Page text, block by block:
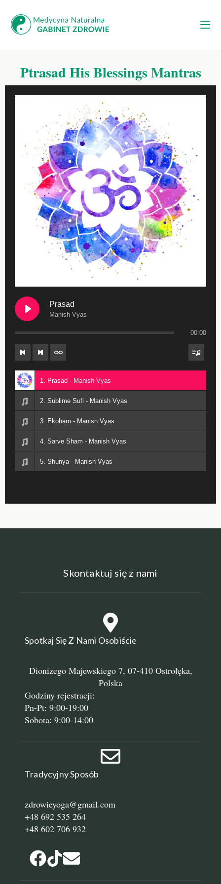
Ptrasad His Blessings Mantras
Prasad
Manish Vyas
00:00
1. Prasad - Manish Vyas
2. Sublime Sufi - Manish Vyas
3. Ekoham - Manish Vyas
4. Sarve Sham - Manish Vyas
5. Shunya - Manish Vyas
Skontaktuj się z nami
Spotkaj Się Z Nami Osobiście
Dionizego Majewskiego 7, 07-410 Ostrołęka,
Polska
Godziny rejestracji:
Pn-Pt: 9:00-19:00
Sobota: 9:00-14:00
Tradycyjny Sposób
zdrowieyoga@gmail.com
+48 692 535 264
+48 602 706 932